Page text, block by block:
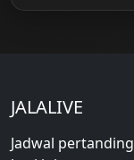
JALALIVE
Jadwal